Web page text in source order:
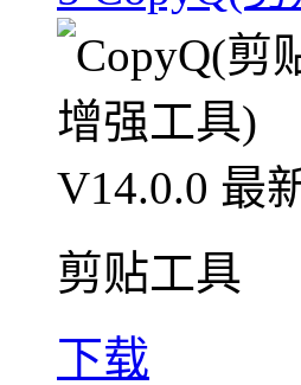
剪贴工具
下载